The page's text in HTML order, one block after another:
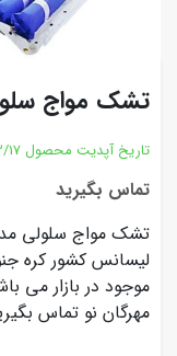
تشک مواج
تاریخ آپدیت محصول 17
تماس بگیرید
تشک مواج سلولی
لیسانس کشور کره
موجود در بازار می
مهرگان نو تماس